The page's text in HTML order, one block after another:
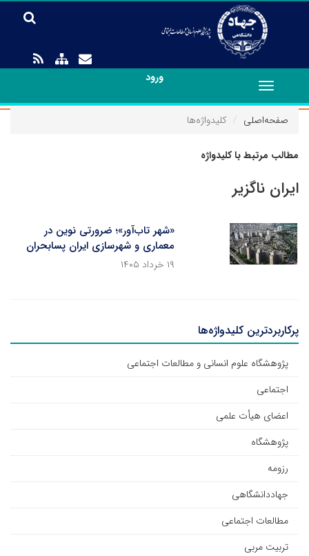
ورود
Toggle
navigation
صفحه‌اصلی
کلیدواژه‌ها
مطالب مرتبط با کلیدواژه
ایران ناگزیر
«شهر تاب‌آور»؛ ضرورتی نوین در
معماری و شهرسازی ایران پسابحران
۱۹ خرداد ۱۴۰۵
پرکاربردترین کلیدواژه‌ها
پژوهشگاه علوم انسانی و مطالعات اجتماعی
اجتماعی
اعضای هیأت علمی
پژوهشگاه
رزومه
جهاددانشگاهی
مطالعات اجتماعی
تربیت مربی